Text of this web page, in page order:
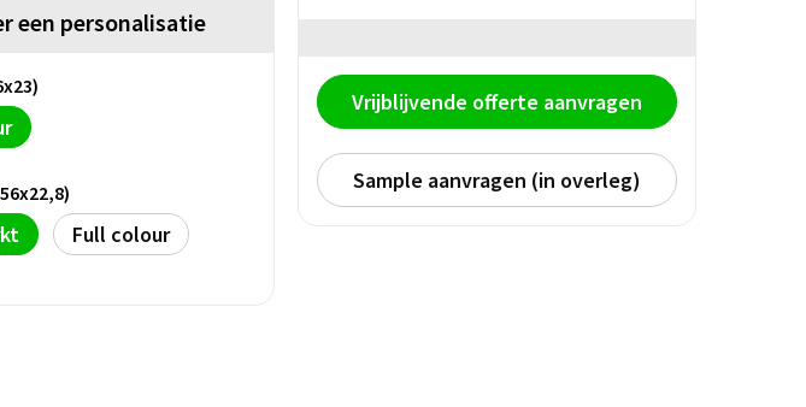
een personalisatie
Full colour
Vrijblijvende offerte aanvragen
Sample aanvragen (in overleg)